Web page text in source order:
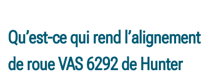
Qu’est-ce qui rend l’alignement
de roue VAS 6292 de Hunter